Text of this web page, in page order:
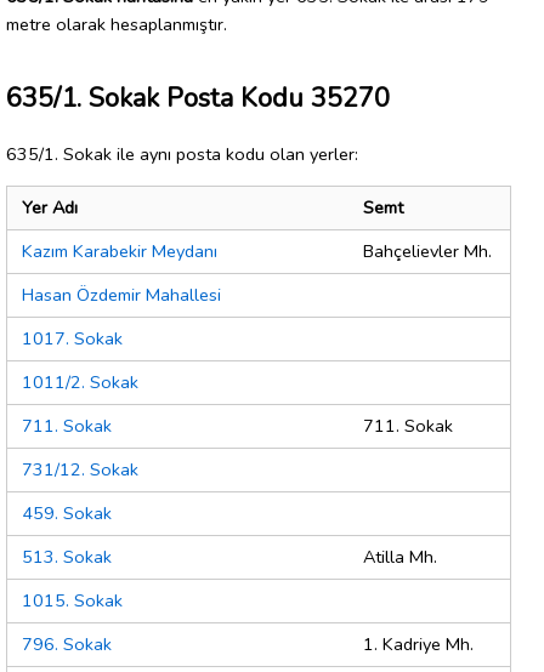
metre olarak hesaplanmıştır.
635/1. Sokak Posta Kodu 35270
635/1. Sokak ile aynı posta kodu olan yerler:
Yer Adı
Semt
Kazım Karabekir Meydanı
Bahçelievler Mh.
Hasan Özdemir Mahallesi
1017. Sokak
1011/2. Sokak
711. Sokak
711. Sokak
731/12. Sokak
459. Sokak
513. Sokak
Atilla Mh.
1015. Sokak
796. Sokak
1. Kadriye Mh.